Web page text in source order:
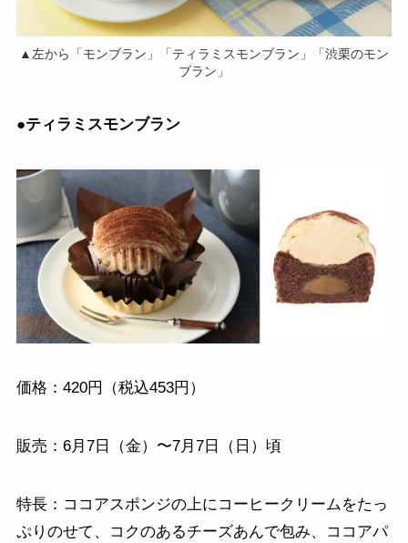
▲左から「モンブラン」「ティラミスモンブラン」「渋栗のモン
ブラン」
●ティラミスモンブラン
価格：420円（税込453円）
販売：6月7日（金）〜7月7日（日）頃
特長：ココアスポンジの上にコーヒークリームをたっ
ぷりのせて、コクのあるチーズあんで包み、ココアパ